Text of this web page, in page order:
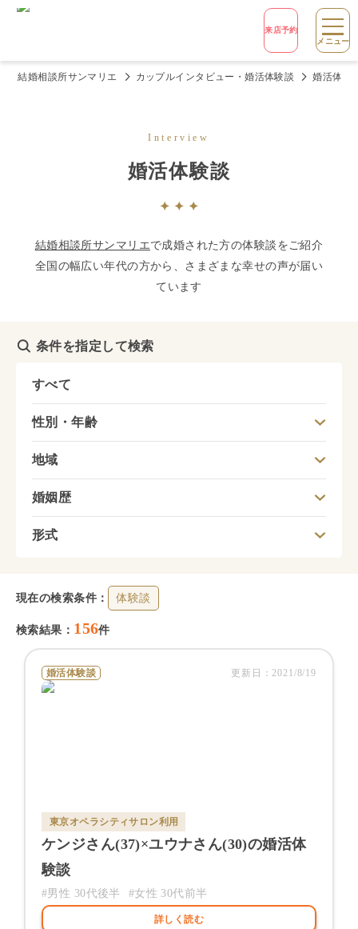
来店予約
メニュー
結婚相談所サンマリエ カップルインタビュー・婚活体験談 婚活体験
Interview
婚活体験談
結婚相談所サンマリエで成婚された方の体験談をご紹介
全国の幅広い年代の方から、さまざまな幸せの声が届い
ています
条件を指定して検索
すべて
性別・年齢
地域
婚姻歴
形式
現在の検索条件： 体験談
検索結果： 156件
婚活体験談 更新日：2021/8/19
東京オペラシティサロン利用
ケンジさん(37)×ユウナさん(30)の婚活体
験談
#男性 30代後半 #女性 30代前半
詳しく読む